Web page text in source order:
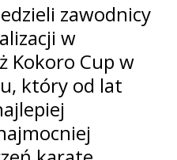
zawodnicy
w
Kokoro Cup w
który od lat